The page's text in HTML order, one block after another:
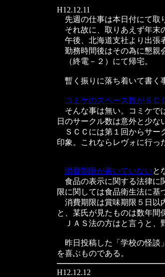
H12.12.11
先週の仕事は本日付にて取
それ故に、取りあえず年末
午後、北海道支社より出張
勤務時間後はその為に懇親
（終電－２）にて帰宅。
暫く振りに落ち着いて書く
コミケのスペース数がＳＣ
そんな事は無い。コミケで
日のサークル数は意外と少な
ＳＣＣには第１回からサー
印象。これならレヴォに行っ
消費期限が書いていないと
食品の表示に関する法律に
限に関しては食品衛生法に基
消費期限は賞味期限５日以
と、某氏が見たものは数年間
ＪＡＳ法の方はと言うと、
昨日投稿した「学校の怪談
を喜ぶものである。
H12.12.12